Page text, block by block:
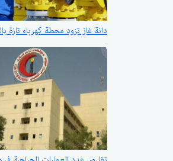
دانة غاز تزود محطة كهرباء تازة